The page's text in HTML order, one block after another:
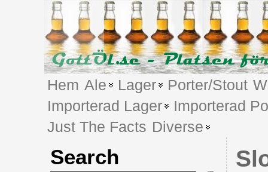
Hem Ale Lager Porter/Stout
Importerad Lager
Importerad
Just The Facts Diverse
Search